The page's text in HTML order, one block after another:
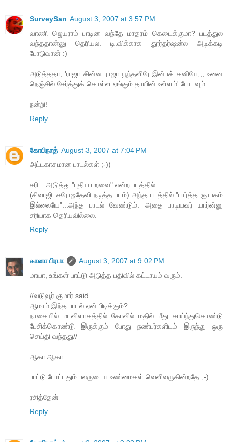
SurveySan August 3, 2007 at 3:57 PM
வாணி ஜெயராம் பாடின வந்தே மாதரம் கெடைக்குமா? படத்துல
வந்ததான்னு தெரியல. டி.விக்காக தூர்தர்ஷன்ல அடிக்கடி
போடுவான் :)
அடுத்ததா, 'ராஜா சின்ன ராஜா பூந்தளிரே இன்பக் கனியே,,, உனை
நெஞ்சில் சேர்த்துக் கொள்ள ஏங்கும் தாயின் உள்ளம்' போடவும்.
நன்றி!
Reply
கோபிநாத் August 3, 2007 at 7:04 PM
அட்டகாசமான பாடல்கள் ;-))
சரி....அடுத்து "புதிய பறவை" என்ற படத்தில்
(சிவாஜி..சரோஜதேவி நடித்த படம்) அந்த படத்தில் "பார்த்த ஞாபகம்
இல்லையே"...அந்த பாடல் வேண்டும். அதை பாடியவர் யார்ன்னு
சரியாக தெரியவில்லை.
Reply
கானா பிரபா
August 3, 2007 at 9:02 PM
மாயா, உங்கள் பாட்டு அடுத்த பதிவில் கட்டாயம் வரும்.
//வடுவூர் குமார் said...
ஆமாம் இந்த பாடல் ஏன் பிடிக்கும்?
நாகையில் மடவிளாகத்தில் கோவில் மதில் மீது சாய்ந்துகொண்டு
பேசிக்கொண்டு இருக்கும் போது நண்பர்களிடம் இருந்து ஒரு
செய்தி வந்தது//
ஆகா ஆகா
பாட்டு போட்டதும் பலருடைய உண்மைகள் வெளிவருகின்றதே ;-)
ரசித்தேன்
Reply